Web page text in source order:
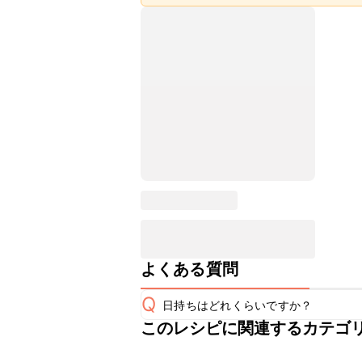
よくある質問
Q 日持ちはどれくらいですか？
保存期間は冷蔵で翌日中が目安です
このレシピに関連するカテゴ